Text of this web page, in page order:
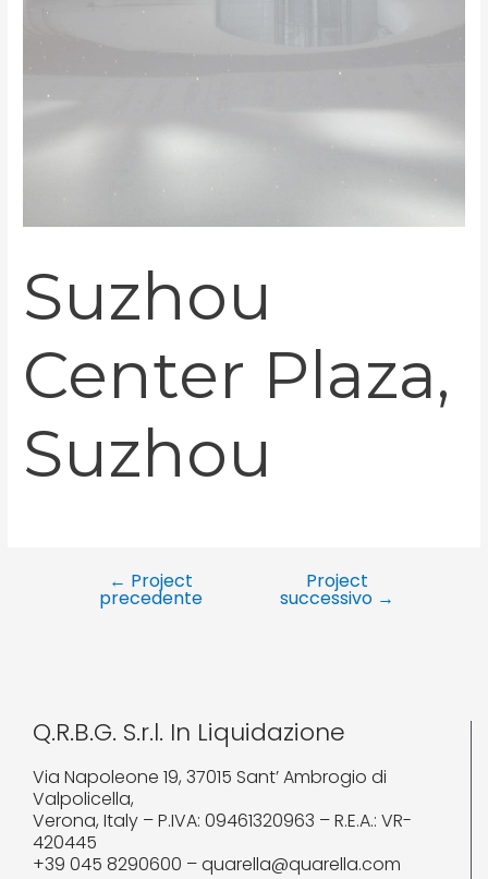
Suzhou
Center Plaza,
Suzhou
← Project
precedente
Project
successivo →
Q.R.B.G. S.r.l. In Liquidazione
Via Napoleone 19, 37015 Sant’ Ambrogio di
Valpolicella,
Verona, Italy – P.IVA: 09461320963 – R.E.A.: VR-
420445
+39 045 8290600 – quarella@quarella.com